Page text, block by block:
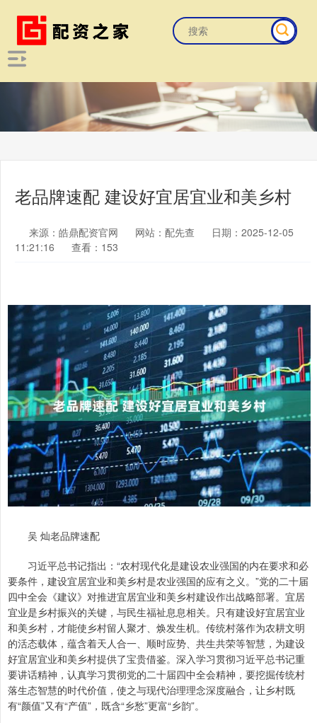
老品牌速配 建设好宜居宜业和美乡村
来源：皓鼎配资官网 网站：配先查
日期：2025-12-05
11:21:16
查看：153
吴 灿老品牌速配
习近平总书记指出：“农村现代化是建设农业强国的内在要求和必
要条件，建设宜居宜业和美乡村是农业强国的应有之义。”党的二十届
四中全会《建议》对推进宜居宜业和美乡村建设作出战略部署。宜居
宜业是乡村振兴的关键，与民生福祉息息相关。只有建设好宜居宜业
和美乡村，才能使乡村留人聚才、焕发生机。传统村落作为农耕文明
的活态载体，蕴含着天人合一、顺时应势、共生共荣等智慧，为建设
好宜居宜业和美乡村提供了宝贵借鉴。深入学习贯彻习近平总书记重
要讲话精神，认真学习贯彻党的二十届四中全会精神，要挖掘传统村
落生态智慧的时代价值，使之与现代治理理念深度融合，让乡村既
有“颜值”又有“产值”，既含“乡愁”更富“乡韵”。